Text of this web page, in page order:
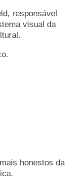
responsável
visual da
honestos da